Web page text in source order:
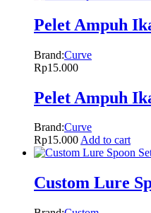
Pelet Ampuh
Brand:Curve
Rp15.000
Pelet Ampuh
Brand:Curve
Rp15.000Add to cart
Custom Lure